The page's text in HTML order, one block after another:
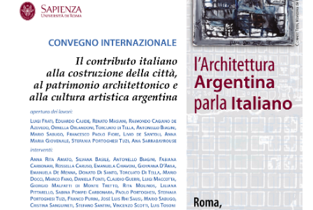
Empowerment socio- economico
Giustizia e Sicurezza
EUROsociAL
EL PAcCTO
EUROFRONT
COPOLAD III
AL-INVEST Verde
MEDIA